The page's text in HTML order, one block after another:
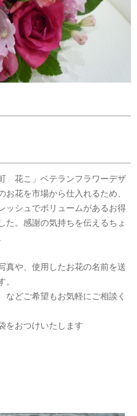
花こ」ベテランフラワーデザ
花を市場から仕入れるため、
ッシュでボリュームがあるお得
た。感謝の気持ちを伝えるちょ
や、使用したお花の名前を送
。
どご希望もお気軽にご相談く
をおつけいたします